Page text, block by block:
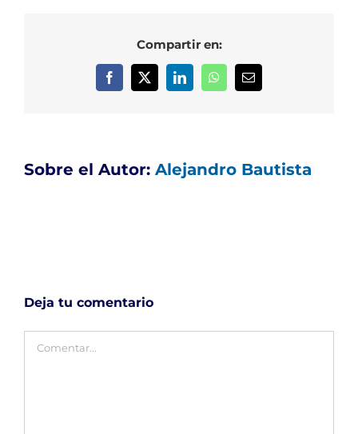
Compartir en:
Facebook
X LinkedInWhatsAppCorreo
Sobre el Autor: Alejandro Bautista
Deja tu comentario
Comentar